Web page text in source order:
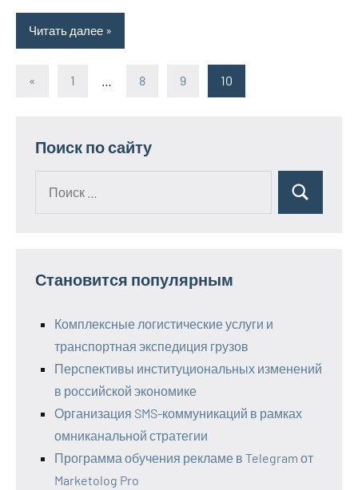
Читать далее
«
Предыдущие
1 8 9 10
Поиск по сайту
Поиск
Становится популярным
Комплексные логистические услуги и
транспортная экспедиция грузов
Перспективы институциональных изменений
в российской экономике
Организация SMS-коммуникаций в рамках
омниканальной стратегии
Программа обучения рекламе в Telegram от
Marketolog Pro